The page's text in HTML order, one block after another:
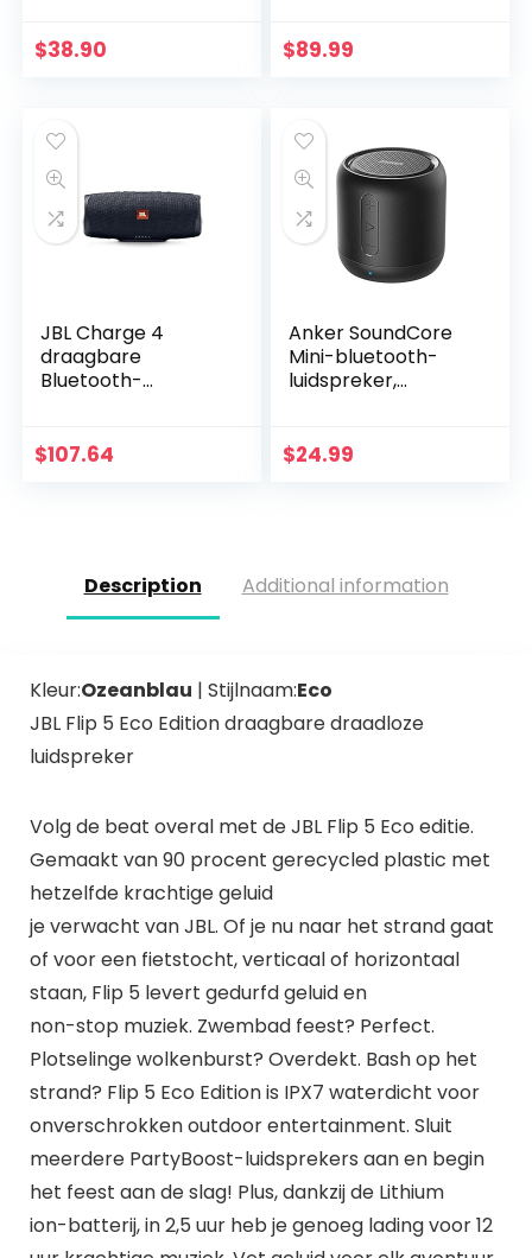
SuperBass voor
$38.90
technologie, IPX7-
$89.99
JBL Charge 4
draagbare
Bluetooth-
oplaadbare batterij
$107.64
Anker SoundCore
Mini-bluetooth-
luidspreker,
uur speeltijd,
$24.99
Description Additional information
Kleur:Ozeanblau | Stijlnaam:Eco
JBL Flip 5 Eco Edition draagbare draadloze
luidspreker
Volg de beat overal met de JBL Flip 5 Eco editie.
Gemaakt van 90 procent gerecycled plastic met
hetzelfde krachtige geluid
je verwacht van JBL. Of je nu naar het strand gaat
of voor een fietstocht, verticaal of horizontaal
staan, Flip 5 levert gedurfd geluid en
non-stop muziek. Zwembad feest? Perfect.
Plotselinge wolkenburst? Overdekt. Bash op het
strand? Flip 5 Eco Edition is IPX7 waterdicht voor
onverschrokken outdoor entertainment. Sluit
meerdere PartyBoost-luidsprekers aan en begin
het feest aan de slag! Plus, dankzij de Lithium
ion-batterij, in 2,5 uur heb je genoeg lading voor 12